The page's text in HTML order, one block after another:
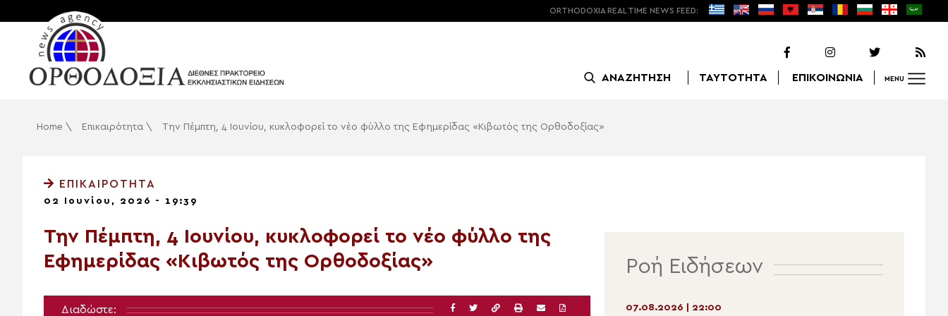
ORTHODOXIA REAL TIME NEWS FEED:
ΑΝΑΖΗΤΗΣΗ ΤΑΥΤΟΤΗΤΑ ΕΠΙΚΟΙΝΩΝΙΑ MENU
Home \ Επικαιρότητα \ Την Πέμπτη, 4 Ιουνίου, κυκλοφορεί το νέο φύλλο της Εφημερίδας «Κιβωτός της Ορθοδοξίας»
ΕΠΙΚΑΙΡΌΤΗΤΑ
02 Ιουνίου, 2026 - 19:39
Την Πέμπτη, 4 Ιουνίου, κυκλοφορεί το νέο φύλλο της
Εφημερίδας «Κιβωτός της Ορθοδοξίας»
Διαδώστε:
Ροή Ειδήσεων
07.08.2026 | 13:00 07.08.2026 | 22:00